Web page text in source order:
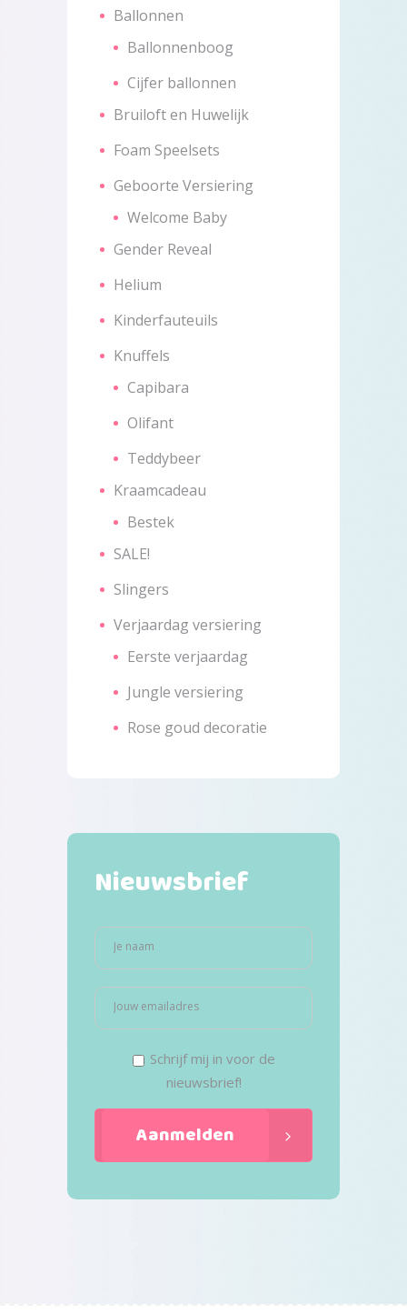
Ballonnen
Ballonnenboog
Cijfer ballonnen
Bruiloft en Huwelijk
Foam Speelsets
Geboorte Versiering
Welcome Baby
Gender Reveal
Helium
Kinderfauteuils
Knuffels
Capibara
Olifant
Teddybeer
Kraamcadeau
Bestek
SALE!
Slingers
Verjaardag versiering
Eerste verjaardag
Jungle versiering
Rose goud decoratie
Nieuwsbrief
Schrijf mij in voor de
nieuwsbrief!